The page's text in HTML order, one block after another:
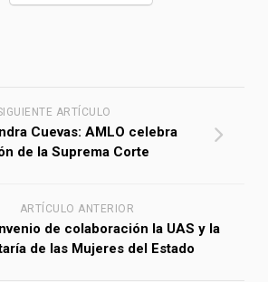
ARTÍCULO
Cuevas: AMLO celebra
de la Suprema Corte
ARTÍCULO ANTERIOR
de colaboración la UAS y la
de las Mujeres del Estado